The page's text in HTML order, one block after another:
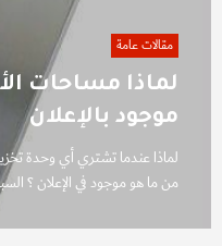
مقالات عامة
لماذا مساحات
موجود بالإعلان
من ما هو موجود في الإعلان ؟